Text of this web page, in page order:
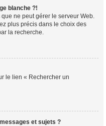
blanche ?!
ne peut gérer le serveur Web.
plus précis dans le choix des
la recherche.
le lien « Rechercher un
et sujets ?